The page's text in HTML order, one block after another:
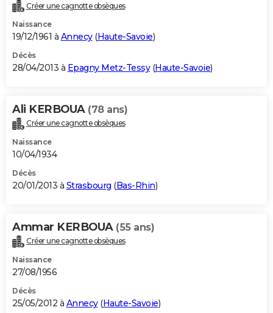
Créer une cagnotte obsèques
Naissance
19/12/1961 à Annecy(Haute-Savoie)
Décès
28/04/2013 à Epagny Metz-Tessy(Haute-Savoie)
Ali KERBOUA (78 ans)
Créer une cagnotte obsèques
Naissance
10/04/1934
Décès
20/01/2013 à Strasbourg (Bas-Rhin)
Ammar KERBOUA (55 ans)
Créer une cagnotte obsèques
Naissance
27/08/1956
Décès
25/05/2012 à Annecy(Haute-Savoie)